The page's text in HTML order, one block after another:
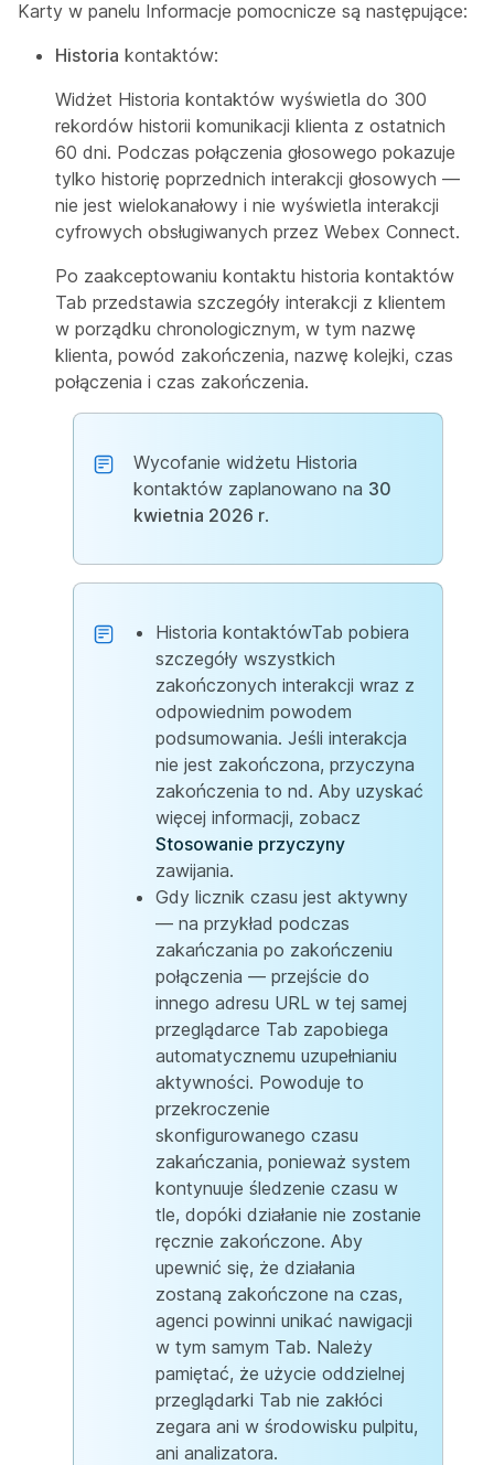
Karty w panelu Informacje pomocnicze są następujące:
Historia kontaktów:
Widżet Historia kontaktów wyświetla do 300
rekordów historii komunikacji klienta z ostatnich
60 dni. Podczas połączenia głosowego pokazuje
tylko historię poprzednich interakcji głosowych —
nie jest wielokanałowy i nie wyświetla interakcji
cyfrowych obsługiwanych przez Webex Connect.
Po zaakceptowaniu kontaktu historia kontaktów
Tab przedstawia szczegóły interakcji z klientem
w porządku chronologicznym, w tym nazwę
klienta, powód zakończenia, nazwę kolejki, czas
połączenia i czas zakończenia.
Wycofanie widżetu Historia
kontaktów zaplanowano na 30
kwietnia 2026 r.
Historia kontaktówTab pobiera
szczegóły wszystkich
zakończonych interakcji wraz z
odpowiednim powodem
podsumowania. Jeśli interakcja
nie jest zakończona, przyczyna
zakończenia to nd. Aby uzyskać
więcej informacji, zobacz
Stosowanie przyczyny
zawijania.
Gdy licznik czasu jest aktywny
— na przykład podczas
zakańczania po zakończeniu
połączenia — przejście do
innego adresu URL w tej samej
przeglądarce Tab zapobiega
automatycznemu uzupełnianiu
aktywności. Powoduje to
przekroczenie
skonfigurowanego czasu
zakańczania, ponieważ system
kontynuuje śledzenie czasu w
tle, dopóki działanie nie zostanie
ręcznie zakończone. Aby
upewnić się, że działania
zostaną zakończone na czas,
agenci powinni unikać nawigacji
w tym samym Tab. Należy
pamiętać, że użycie oddzielnej
przeglądarki Tab nie zakłóci
zegara ani w środowisku pulpitu,
ani analizatora.